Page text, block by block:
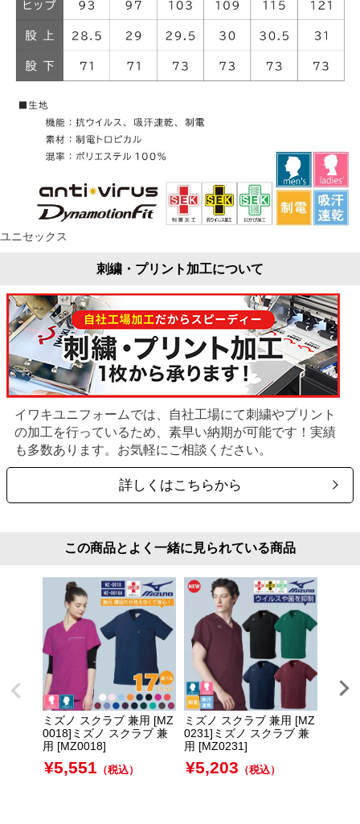
ユニセックス
刺繍・プリント加工について
イワキユニフォームでは、自社工場にて刺繍やプリント
の加工を行っているため、素早い納期が可能です！実績
も多数あります。お気軽にご相談ください。
詳しくはこちらから
この商品とよく一緒に見られている商品
ミズノ スクラブ 兼用 [MZ
0018]ミズノ スクラブ 兼
用 [MZ0018]
¥5,551 （税込）
ミズノ スクラブ 兼用 [MZ
0231]ミズノ スクラブ 兼
用 [MZ0231]
¥5,203 （税込）